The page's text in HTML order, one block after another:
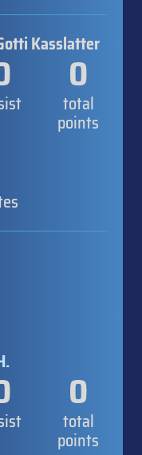
Kasslatter
0
total
points
0
total
points